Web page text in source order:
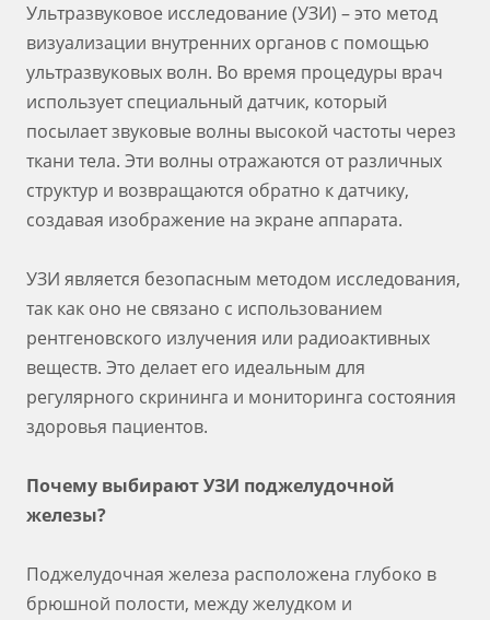
Ультразвуковое исследование (УЗИ) – это метод
визуализации внутренних органов с помощью
ультразвуковых волн. Во время процедуры врач
использует специальный датчик, который
посылает звуковые волны высокой частоты через
ткани тела. Эти волны отражаются от различных
структур и возвращаются обратно к датчику,
создавая изображение на экране аппарата.
УЗИ является безопасным методом исследования,
так как оно не связано с использованием
рентгеновского излучения или радиоактивных
веществ. Это делает его идеальным для
регулярного скрининга и мониторинга состояния
здоровья пациентов.
Почему выбирают УЗИ поджелудочной
железы?
Поджелудочная железа расположена глубоко в
брюшной полости, между желудком и